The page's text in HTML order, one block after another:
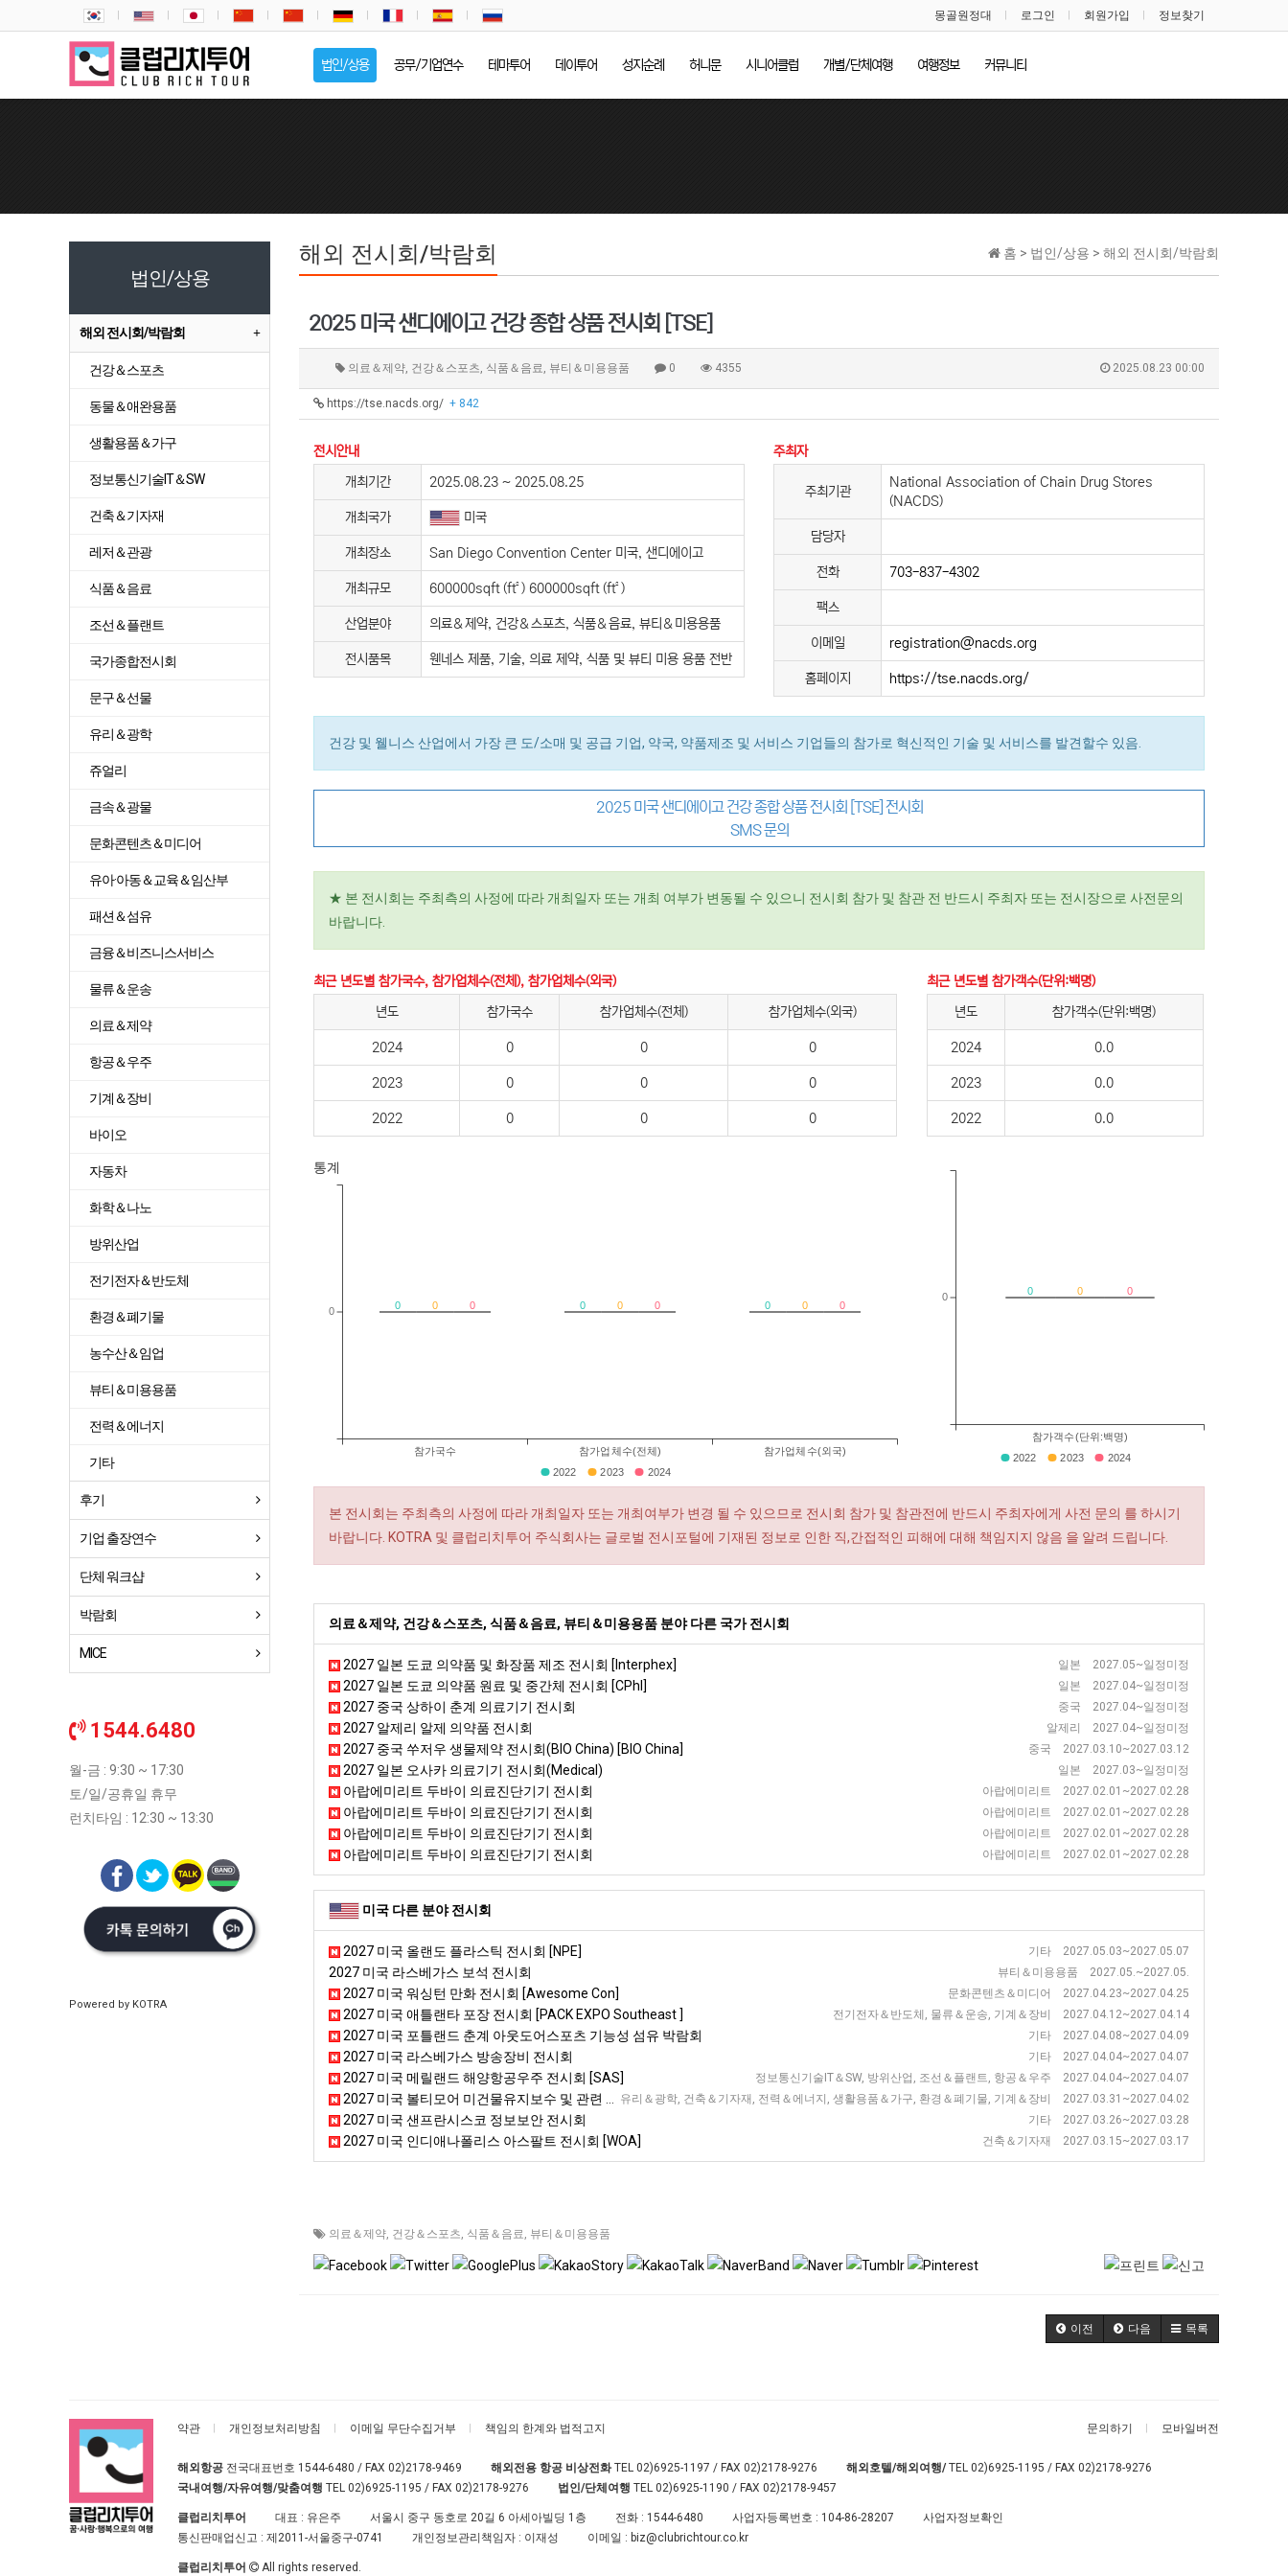
몽골원정대 로그인 회원가입 정보찾기
법인/상용 공무/기업연수 테마투어 데이투어 성지순례 허니문 시니어클럽 개별/단체여행 여행정보 커뮤니티
홈 > 법인/상용 > 해외 전시회/박람회
해외 전시회/박람회
2025 미국 샌디에이고 건강 종합 상품 전시회 [TSE]
의료＆제약, 건강＆스포츠, 식품＆음료, 뷰티＆미용용품 0 4355 2025.08.23 00:00
https://tse.nacds.org/ + 842
전시안내
개최기간
2025.08.23 ~ 2025.08.25
개최국가 미국
개최장소 San Diego Convention Center 미국, 샌디에이고
개최규모 600000sqft (ft²) 600000sqft (ft²)
산업분야 의료＆제약, 건강＆스포츠, 식품＆음료, 뷰티＆미용용품
전시품목 웬네스 제품, 기술, 의료 제약, 식품 및 뷰티 미용 용품 전반
주최자
주최기관
National Association of Chain Drug Stores
(NACDS)
담당자
전화 703-837-4302
팩스
이메일 registration@nacds.org
홈페이지 https://tse.nacds.org/
건강 및 웰니스 산업에서 가장 큰 도/소매 및 공급 기업, 약국, 약품제조 및 서비스 기업들의 참가로 혁신적인 기술 및 서비스를 발견할수 있음.
2025 미국 샌디에이고 건강 종합 상품 전시회 [TSE] 전시회
SMS 문의
★ 본 전시회는 주최측의 사정에 따라 개최일자 또는 개최 여부가 변동될 수 있으니 전시회 참가 및 참관 전 반드시 주최자 또는 전시장으로 사전문의
바랍니다.
최근 년도별 참가국수, 참가업체수(전체), 참가업체수(외국)
년도
참가국수 참가업체수(전체) 참가업체수(외국)
2024 0 0 0
2023 0 0 0
2022 0 0 0
최근 년도별 참가객수(단위:백명)
년도
참가객수(단위:백명)
2024 0.0
2023 0.0
2022 0.0
통계
0 0 0
0 0 0
0 0 0
참가국수 참가업체수(전체) 참가업체수(외국)
0
2022 2023 2024
0 0 0
참가객수(단위:백명)
0
2022 2023 2024
본 전시회는 주최측의 사정에 따라 개최일자 또는 개최여부가 변경 될 수 있으므로 전시회 참가 및 참관전에 반드시 주최자에게 사전 문의 를 하시기
바랍니다. KOTRA 및 클럽리치투어 주식회사는 글로벌 전시포털에 기재된 정보로 인한 직,간접적인 피해에 대해 책임지지 않음 을 알려 드립니다.
의료＆제약, 건강＆스포츠, 식품＆음료, 뷰티＆미용용품 분야 다른 국가 전시회
일본 2027.05~일정미정
2027 일본 도쿄 의약품 및 화장품 제조 전시회 [Interphex]
일본 2027.04~일정미정
2027 일본 도쿄 의약품 원료 및 중간체 전시회 [CPhI]
중국 2027.04~일정미정
2027 중국 상하이 춘계 의료기기 전시회
알제리 2027.04~일정미정
2027 알제리 알제 의약품 전시회
중국 2027.03.10~2027.03.12
2027 중국 쑤저우 생물제약 전시회(BIO China) [BIO China]
일본 2027.03~일정미정
2027 일본 오사카 의료기기 전시회(Medical)
아랍에미리트 2027.02.01~2027.02.28
아랍에미리트 두바이 의료진단기기 전시회
아랍에미리트 2027.02.01~2027.02.28
아랍에미리트 두바이 의료진단기기 전시회
아랍에미리트 2027.02.01~2027.02.28
아랍에미리트 두바이 의료진단기기 전시회
아랍에미리트 2027.02.01~2027.02.28
아랍에미리트 두바이 의료진단기기 전시회
미국 다른 분야 전시회
기타 2027.05.03~2027.05.07
2027 미국 올랜도 플라스틱 전시회 [NPE]
뷰티＆미용용품 2027.05.~2027.05.
2027 미국 라스베가스 보석 전시회
문화콘텐츠＆미디어 2027.04.23~2027.04.25
2027 미국 워싱턴 만화 전시회 [Awesome Con]
전기전자＆반도체, 물류＆운송, 기계＆장비 2027.04.12~2027.04.14
2027 미국 애틀랜타 포장 전시회 [PACK EXPO Southeast ]
기타 2027.04.08~2027.04.09
2027 미국 포틀랜드 춘계 아웃도어스포츠 기능성 섬유 박람회
기타 2027.04.04~2027.04.07
2027 미국 라스베가스 방송장비 전시회
정보통신기술IT＆SW, 방위산업, 조선＆플랜트, 항공＆우주 2027.04.04~2027.04.07
2027 미국 메릴랜드 해양항공우주 전시회 [SAS]
유리＆광학, 건축＆기자재, 전력＆에너지, 생활용품＆가구, 환경＆폐기물, 기계＆장비 2027.03.31~2027.04.02
2027 미국 볼티모어 미건물유지보수 및 관련 기술 전시회 [NFMT]
기타 2027.03.26~2027.03.28
2027 미국 샌프란시스코 정보보안 전시회
건축＆기자재 2027.03.15~2027.03.17
2027 미국 인디애나폴리스 아스팔트 전시회 [WOA]
의료＆제약, 건강＆스포츠, 식품＆음료, 뷰티＆미용용품
이전 다음 목록
법인/상용
해외 전시회/박람회
건강＆스포츠
동물＆애완용품
생활용품＆가구
정보통신기술IT＆SW
건축＆기자재
레저＆관광
식품＆음료
조선＆플랜트
국가종합전시회
문구＆선물
유리＆광학
쥬얼리
금속＆광물
문화콘텐츠＆미디어
유아·아동＆교육＆임산부
패션＆섬유
금융＆비즈니스서비스
물류＆운송
의료＆제약
항공＆우주
기계＆장비
바이오
자동차
화학＆나노
방위산업
전기전자＆반도체
환경＆폐기물
농수산＆임업
뷰티＆미용용품
전력＆에너지
기타
후기
기업 출장연수
단체 워크샵
박람회
MICE
1544.6480
월-금 : 9:30 ~ 17:30
토/일/공휴일 휴무
런치타임 : 12:30 ~ 13:30
Powered by KOTRA
약관 개인정보처리방침 이메일 무단수집거부 책임의 한계와 법적고지 문의하기 모바일버전
해외항공전국대표번호 1544-6480 / FAX 02)2178-9469 해외전용 항공 비상전화TEL 02)6925-1197 / FAX 02)2178-9276 해외호텔/해외여행/TEL 02)6925-1195 / FAX 02)2178-9276
국내여행/자유여행/맞춤여행 TEL 02)6925-1195 / FAX 02)2178-9276 법인/단체여행 TEL 02)6925-1190 / FAX 02)2178-9457
클럽리치투어 대표 : 유은주 서울시 중구 동호로 20길 6 아세아빌딩 1층 전화 : 1544-6480 사업자등록번호 : 104-86-28207
사업자정보확인
통신판매업신고 : 제2011-서울중구-0741 개인정보관리책임자 : 이재성 이메일 : biz@clubrichtour.co.kr
클럽리치투어 All rights reserved.